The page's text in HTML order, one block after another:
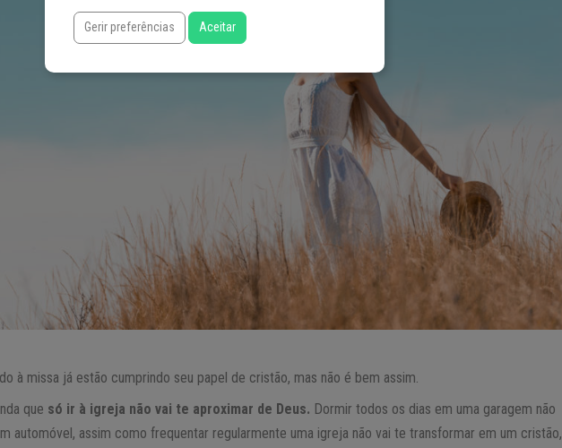
à missa já estão cumprindo seu papel de cristão, mas não é bem assim.
que só ir à igreja não vai te aproximar de Deus. Dormir todos os dias em uma garagem não
automóvel, assim como frequentar regularmente uma igreja não vai te transformar em um cristão,
Gerir preferências Aceitar